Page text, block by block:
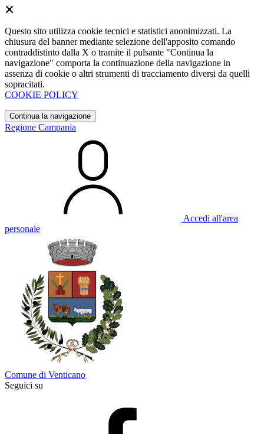
Questo sito utilizza cookie tecnici e statistici anonimizzati. La
chiusura del banner mediante selezione dell'apposito comando
contraddistinto dalla X o tramite il pulsante "Continua la
navigazione" comporta la continuazione della navigazione in
assenza di cookie o altri strumenti di tracciamento diversi da quelli
sopracitati.
COOKIE POLICY
Continua la navigazione
Regione Campania
Accedi all'area
personale
Comune di Venticano
Seguici su